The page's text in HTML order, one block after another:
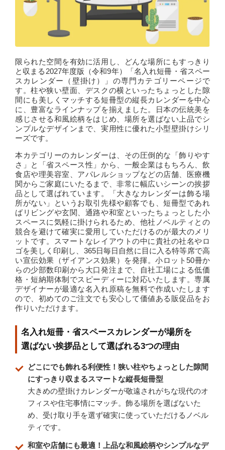
限られた空間を有効に活用し、どんな場所にもすっきり
と収まる2027年度版（令和9年）「名入れ短冊・省スペー
スカレンダー（壁掛け）」の専門カテゴリーページで
す。柱や狭い壁面、デスクの横といったちょっとした隙
間にも美しくマッチする短冊型の縦長カレンダーを中心
に、豊富なラインナップを揃えました。日本の伝統美を
感じさせる和風絵柄をはじめ、場所を選ばない上品でシ
ンプルなデザインまで、実用性に優れた小型壁掛けシリ
ーズです。
本カテゴリーのカレンダーは、その圧倒的な「飾りやす
さ」と「省スペース性」から、一般企業はもちろん、飲
食店や理美容室、アパレルショップなどの店舗、医療機
関からご家庭にいたるまで、非常に幅広いシーンの挨拶
品として選ばれています。「大きなカレンダーは飾る場
所がない」というお取引先様や顧客でも、短冊型であれ
ばリビングや玄関、通路や和室といったちょっとした小
スペースに気軽に掛けられるため、他社ノベルティとの
競合を避けて確実に愛用していただけるのが最大のメリ
ットです。スマートなレイアウトの中に貴社の社名やロ
ゴを美しく印刷し、365日毎日自然に目に入る特等席で高
い宣伝効果（ザイアンス効果）を発揮。小ロット50冊か
らの少部数印刷から大口発注まで、自社工場による低価
格・短納期体制でスピーディーに対応いたします。専属
デザイナーが最適な名入れ原稿を無料で作成いたします
ので、初めてのご注文でも安心して価値ある販促品をお
作りいただけます。
名入れ短冊・省スペースカレンダーが場所を
選ばない挨拶品として選ばれる3つの理由
どこにでも飾れる利便性！狭い柱やちょっとした隙間
にすっきり収まるスマートな縦長短冊型
大きめの壁掛けカレンダーが敬遠されがちな現代のオ
フィスや住宅事情にマッチ。飾る場所を選ばないた
め、受け取り手を選ず確実に使っていただけるノベル
ティです。
和室や店舗にも最適！上品な和風絵柄やシンプルなデ